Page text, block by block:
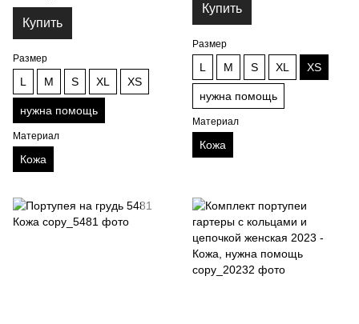
Купить
Размер
L M S XL XS
нужна помощь
Материал
Кожа
Купить
Размер
L M S XL XS
нужна помощь
Материал
Кожа